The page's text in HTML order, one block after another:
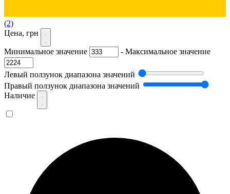
(2)
Цена, грн
Минимальное значение - Максимальное значение
Левый ползунок диапазона значений
Правый ползунок диапазона значений
Наличие